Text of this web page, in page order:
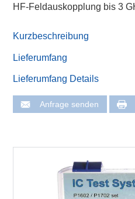
HF-Feldauskopplung bis 3
Kurzbeschreibung
Lieferumfang
Lieferumfang Details
Anfrage senden